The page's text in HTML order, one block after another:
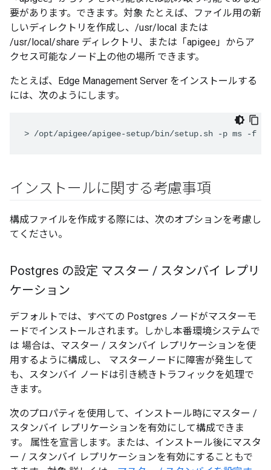
要があります。できます。対象 たとえば、ファイル用の新
しいディレクトリを作成し、/usr/local または
/usr/local/share ディレクトリ、または「apigee」からア
クセス可能なノード上の他の場所 できます。
たとえば、Edge Management Server をインストールする
には、次のようにします。
> /opt/apigee/apigee-setup/bin/setup.sh -p ms -f /
インストールに関する考慮事項
構成ファイルを作成する際には、次のオプションを考慮し
てください。
Postgres の設定 マスター / スタンバイ レプリ
ケーション
デフォルトでは、すべての Postgres ノードがマスターモ
ードでインストールされます。しかし本番環境システムで
は 場合は、マスター / スタンバイ レプリケーションを使
用するように構成し、 マスターノードに障害が発生して
も、スタンバイ ノードは引き続きトラフィックを処理で
きます。
次のプロパティを使用して、インストール時にマスター /
スタンバイ レプリケーションを有効にして構成できま
す。 属性を宣言します。または、インストール後にマスタ
ー / スタンバイ レプリケーションを有効にすることもで